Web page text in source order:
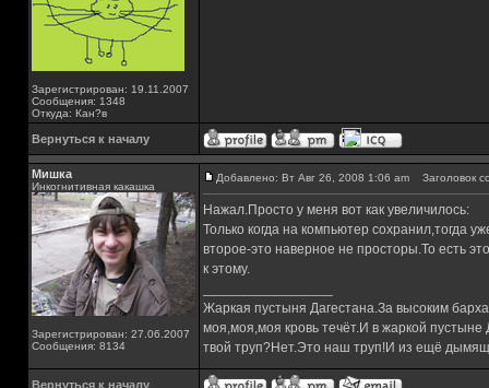
Зарегистрирован: 19.11.2007
Сообщения: 1348
Откуда: Кан?в
Вернуться к началу
Мишка
Инкогнитивная какашка
Зарегистрирован: 27.06.2007
Сообщения: 8134
Добавлено: Вт Авг 26, 2008 1:06 am Заголовок
Нажал.Просто у меня вот как увеличилось:
Только когда на компьютер сохранил,тогда
второе-это наверное не просторы.То есть
к этому.
Жаркая пустыня Дагестана.За высоким
моя,моя,моя кровь течёт.И в жаркой
твой труп?Нет.Это наш труп!И из ещё
Вернуться к началу